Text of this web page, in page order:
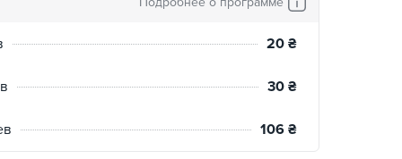
20 ₴
30 ₴
106 ₴